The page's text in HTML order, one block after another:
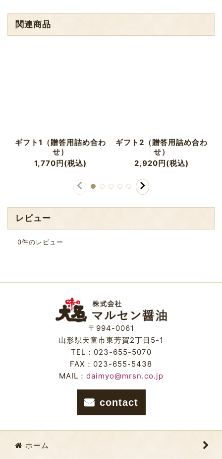
関連商品
ギフト1（贈答用詰め合わ
せ）
1,770円(税込)
ギフト2（贈答用詰め合わ
せ）
2,920円(税込)
レビュー
0件のレビュー
〒994-0061
山形県天童市東芳賀2丁目5-1
TEL：023-655-5070
FAX：023-655-5438
MAIL： daimyo@mrsn.co.jp
contact
ホーム